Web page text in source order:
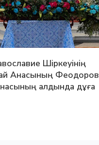
Шіркеуінің
Анасының Феодоров
алдында дұға